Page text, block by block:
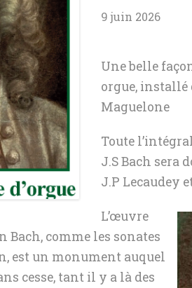
9 juin 2026
Une belle
orgue, installé
Maguelone
Toute
J.S Bach sera
J.P Lecaudey
L’œuvre
Bach, comme les sonates
est un monument auquel
cesse, tant il y a là des